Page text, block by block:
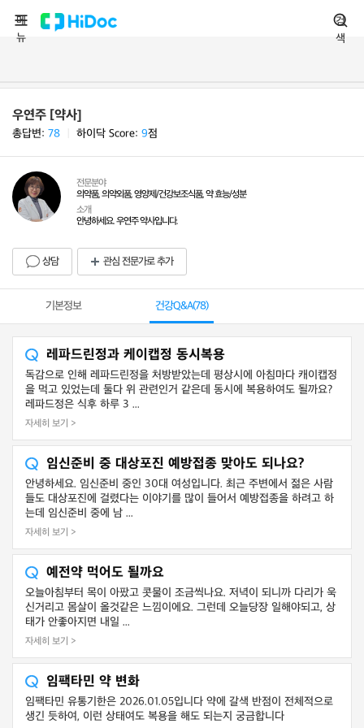
메
뉴
검
색
우연주 [약사]
총답변: 78 하이닥 Score: 9점
전문분야
의약품, 의약외품, 영양제/건강보조식품, 약 효능/성분
소개
안녕하세요. 우연주 약사입니다.
상담 관심 전문가로 추가
기본정보 건강Q&A(78)
레파드린정과 케이캡정 동시복용
독감으로 인해 레파드린정을 처방받았는데 평상시에 아침마다 캐이캡정
을 먹고 있었는데 둘다 위 관련인거 같은데 동시에 복용하여도 될까요?
레파드정은 식후 하루 3 ...
자세히 보기 >
임신준비 중 대상포진 예방접종 맞아도 되나요?
안녕하세요. 임신준비 중인 30대 여성입니다. 최근 주변에서 젊은 사람
들도 대상포진에 걸렸다는 이야기를 많이 들어서 예방접종을 하려고 하
는데 임신준비 중에 남 ...
자세히 보기 >
예전약 먹어도 될까요
오늘아침부터 목이 아팠고 콧물이 조금씩나요. 저녁이 되니까 다리가 욱
신거리고 몸살이 올것같은 느낌이에요. 그런데 오늘당장 일해야되고, 상
태가 안좋아지면 내일 ...
자세히 보기 >
임팩타민 약 변화
임팩타민 유통기한은 2026.01.05입니다 약에 갈색 반점이 전체적으로
생긴 듯하여, 이런 상태여도 복용을 해도 되는지 궁금합니다